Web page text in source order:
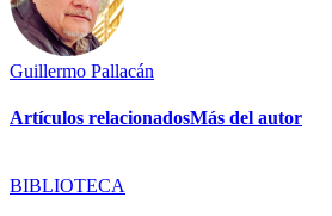
Guillermo Pallacán
Artículos relacionadosMás del autor
BIBLIOTECA